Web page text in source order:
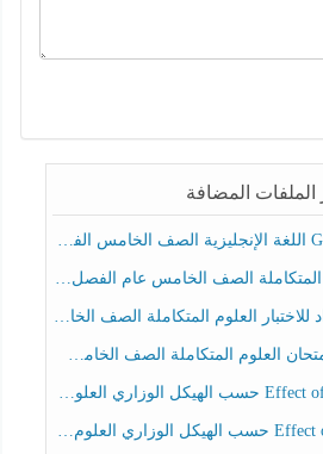
الملفات المضافة
الصف الخامس عام الفصل الدراسي الثالث 2025-2026
العلوم المتكاملة الصف الخامس عام الفصل الثالث
المتكاملة الصف الخامس انسبير الفصل الثالث